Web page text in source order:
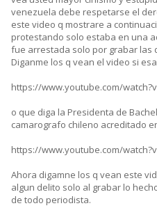
venezuela debe respetarse el
este video q mostrare a
protestando solo estaba en una
fue arrestada solo por grabar las
Diganme los q vean el video si
https://www.youtube.com/
o que diga la Presidenta de
camarografo chileno acreditado
https://www.youtube.com/
Ahora digamne los q vean este
algun delito solo al grabar lo
de todo periodista.